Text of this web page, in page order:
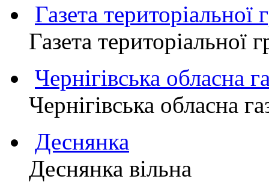
Газета
Газета
Чернігівська обласна
Чернігівська обласна
Деснянка
Деснянка вільна